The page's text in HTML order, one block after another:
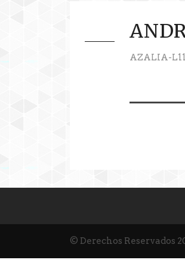
AZALIA-
© Derechos Reservados